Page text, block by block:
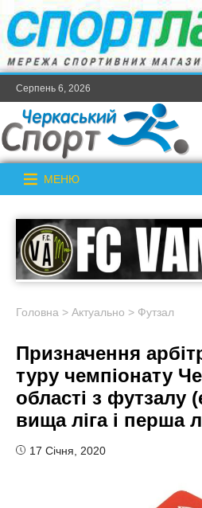
Серпень 6, 2026
МЕНЮ
Головна > Актуально > Футзал
Призначення
туру чемпіонату
області з футзалу
вища ліга і перша
17 Січня, 2020